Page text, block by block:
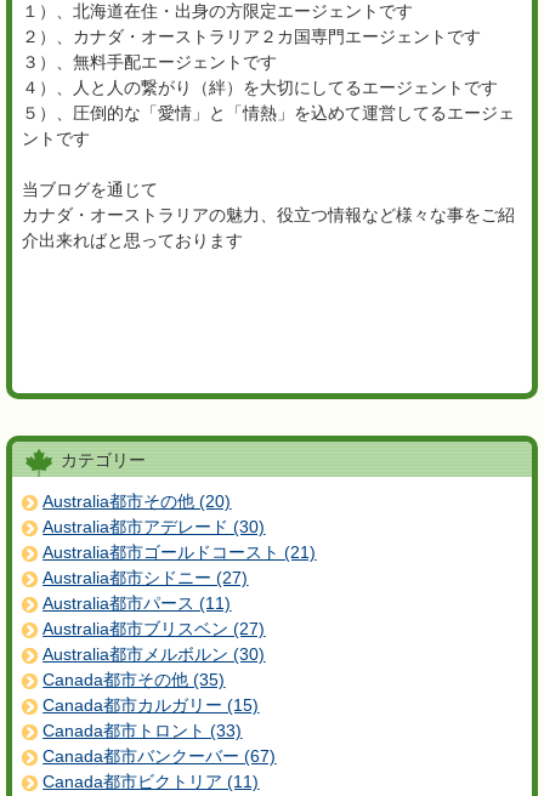
１）、北海道在住・出身の方限定エージェントです
２）、カナダ・オーストラリア２カ国専門エージェントです
３）、無料手配エージェントです
４）、人と人の繋がり（絆）を大切にしてるエージェントです
５）、圧倒的な「愛情」と「情熱」を込めて運営してるエージェ
ントです
当ブログを通じて
カナダ・オーストラリアの魅力、役立つ情報など様々な事をご紹
介出来ればと思っております
カテゴリー
Australia都市その他 (20)
Australia都市アデレード (30)
Australia都市ゴールドコースト (21)
Australia都市シドニー (27)
Australia都市パース (11)
Australia都市ブリスベン (27)
Australia都市メルボルン (30)
Canada都市その他 (35)
Canada都市カルガリー (15)
Canada都市トロント (33)
Canada都市バンクーバー (67)
Canada都市ビクトリア (11)